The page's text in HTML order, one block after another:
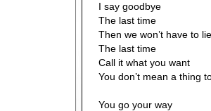
I say goodbye
The last time
Then we won’t have to lie
The last time
Call it what you want
You don’t mean a thing
You go your way